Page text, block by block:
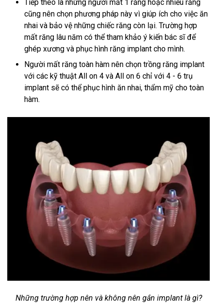
Tiếp theo là những người mất 1 răng hoặc nhiều răng
cũng nên chọn phương pháp này vì giúp ích cho việc ăn
nhai và bảo vệ những chiếc răng còn lại. Trường hợp
mất răng lâu năm có thể tham khảo ý kiến bác sĩ để
ghép xương và phục hình răng implant cho mình.
Người mất răng toàn hàm nên chọn trồng răng implant
với các kỹ thuật All on 4 và All on 6 chỉ với 4 - 6 trụ
implant sẽ có thể phục hình ăn nhai, thẩm mỹ cho toàn
hàm.
Những trường hợp nên và không nên gắn implant là gì?